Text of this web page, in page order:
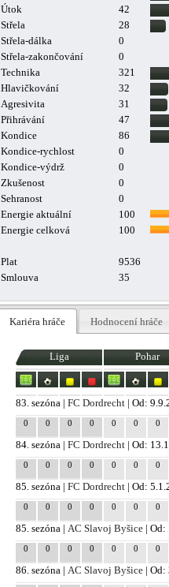
Útok
42
Střela
28
Střela-dálka
0
Střela-zakončování
0
Technika
321
Hlavičkování
32
Agresivita
31
Přihrávání
47
Kondice
86
Kondice-rychlost
0
Kondice-výdrž
0
Zkušenost
0
Sehranost
0
Energie aktuální
100
Energie celková
100
Plat
9536
Smlouva
35
Kariéra hráče Hodnocení hráče
Liga Pohar
83. sezóna |FC Dordrecht | Od:
0 0 0 0 0 0 0
84. sezóna |FC Dordrecht | Od:
0 0 0 0 0 0 0
85. sezóna |FC Dordrecht | Od:
0 0 0 0 0 0 0
85. sezóna | AC Slavoj Byšice | Od:
0 0 0 0 0 0 0
86. sezóna | AC Slavoj Byšice | Od: